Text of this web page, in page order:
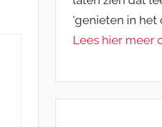
'genieten in het
Lees hier meer